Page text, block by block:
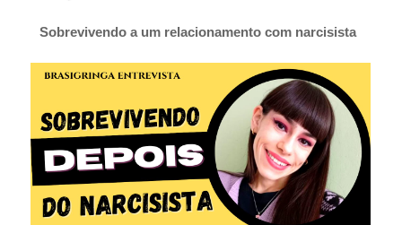
Sobrevivendo a um relacionamento com narcisista